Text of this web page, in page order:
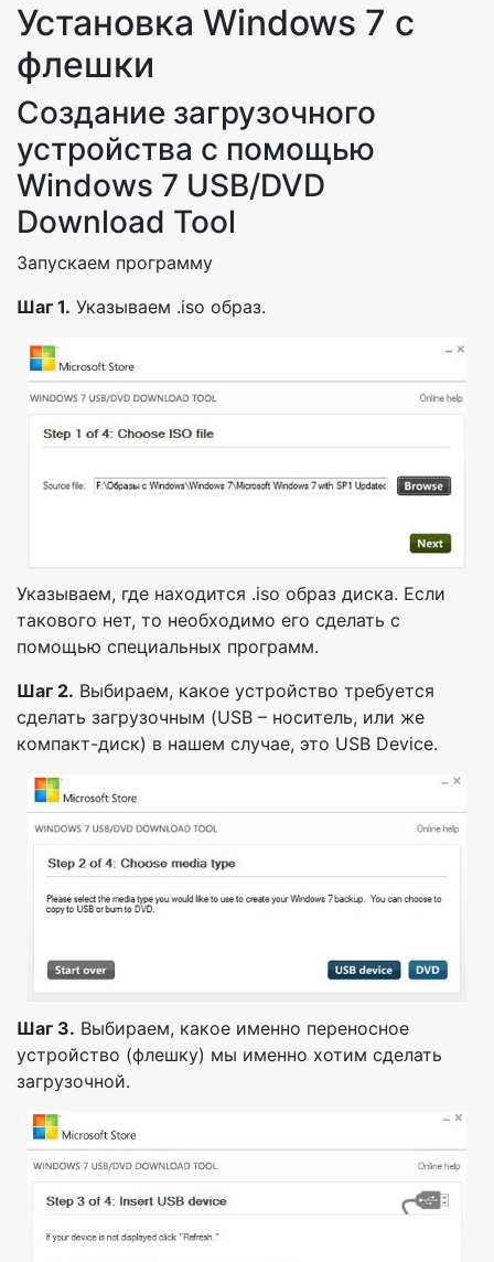
Установка Windows 7 с
флешки
Создание загрузочного
устройства с помощью
Windows 7 USB/DVD
Download Tool
Запускаем программу
Шаг 1. Указываем .iso образ.
Указываем, где находится .iso образ диска. Если
такового нет, то необходимо его сделать с
помощью специальных программ.
Шаг 2. Выбираем, какое устройство требуется
сделать загрузочным (USB – носитель, или же
компакт-диск) в нашем случае, это USB Device.
Шаг 3. Выбираем, какое именно переносное
устройство (флешку) мы именно хотим сделать
загрузочной.